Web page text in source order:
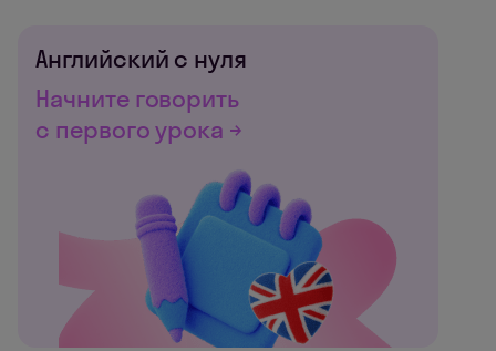
Английский с нуля
Начните говорить
с первого урока →